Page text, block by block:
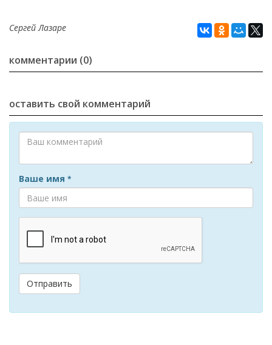
Сергей Лазаре
комментарии (0)
оставить свой комментарий
Ваше имя *
Отправить